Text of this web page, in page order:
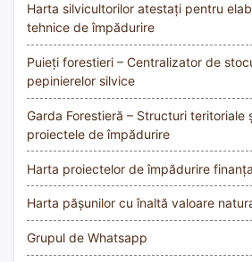
Harta silvicultorilor atestați pentru
tehnice de împădurire
Puieți forestieri – Centralizator de
pepinierelor silvice
Garda Forestieră – Structuri teritoriale
proiectele de împădurire
Harta proiectelor de împădurire
Harta pășunilor cu înaltă valoare
Grupul de Whatsapp